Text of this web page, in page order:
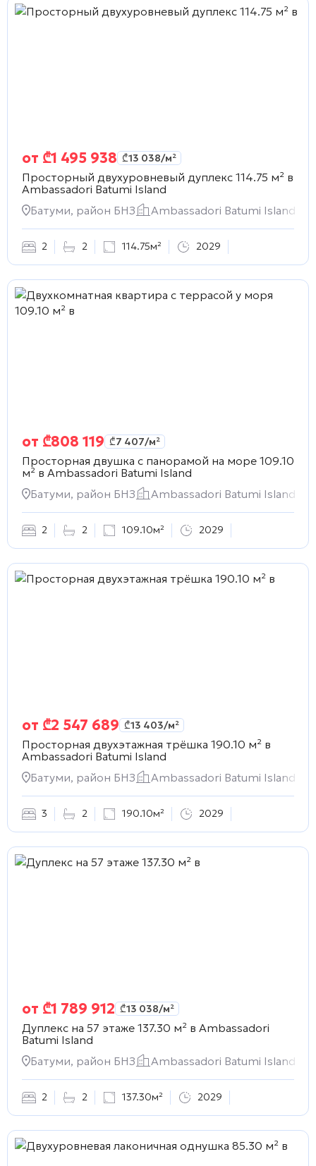
от ₾1 495 938 ₾13 038/м²
Просторный двухуровневый дуплекс 114.75 м² в
Ambassadori Batumi Island
Батуми, район БНЗ
Ambassadori Batumi Island
2 2 114.75м² 2029
от ₾808 119 ₾7 407/м²
Просторная двушка с панорамой на море 109.10
м² в Ambassadori Batumi Island
Батуми, район БНЗ
Ambassadori Batumi Island
2 2 109.10м² 2029
от ₾2 547 689 ₾13 403/м²
Просторная двухэтажная трёшка 190.10 м² в
Ambassadori Batumi Island
Батуми, район БНЗ
Ambassadori Batumi Island
3 2 190.10м² 2029
от ₾1 789 912 ₾13 038/м²
Дуплекс на 57 этаже 137.30 м² в Ambassadori
Batumi Island
Батуми, район БНЗ
Ambassadori Batumi Island
2 2 137.30м² 2029